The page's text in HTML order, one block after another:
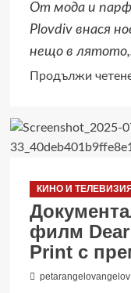
От мода и
Plovdiv внася
нещо в
Продължи
КИНО И ТЕЛЕВИЗИЯ
филм
Print с
petarangelovangelov